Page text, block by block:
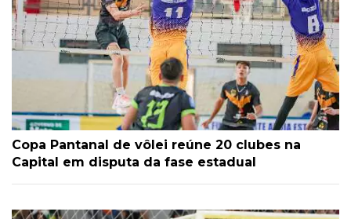
Copa Pantanal de vôlei reúne 20 clubes na
Capital em disputa da fase estadual